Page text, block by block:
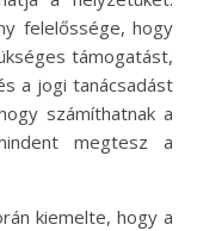
felelőssége, hogy
támogatást,
a jogi tanácsadást
számíthatnak a
megtesz a
kiemelte, hogy a